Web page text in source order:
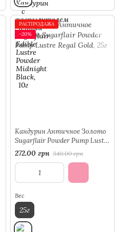
РАСПРОДАЖА
−20%
Кандурин Античное Золото
Sugarflair Powder Pump Lustre
Regal Gold, 25г
272.00 грн 340.00 грн
Вес
25г